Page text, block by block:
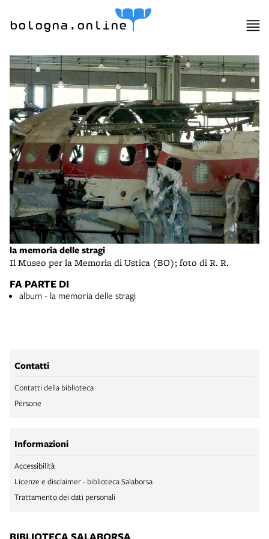
bologna.online
la memoria delle stragi
Il Museo per la Memoria di Ustica (BO); foto di R. R.
FA PARTE DI
album - la memoria delle stragi
Contatti
Contatti della biblioteca
Persone
Informazioni
Accessibilità
Licenze e disclaimer - biblioteca Salaborsa
Trattamento dei dati personali